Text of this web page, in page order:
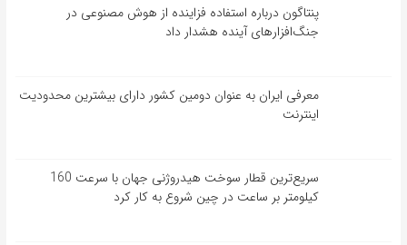
پنتاگون درباره استفاده فزاینده از هوش مصنوعی در
جنگ‌افزارهای آینده هشدار داد
معرفی ایران به عنوان دومین کشور دارای بیشترین محدودیت
اینترنت
سریع‌ترین قطار سوخت هیدروژنی جهان با سرعت 160
کیلومتر بر ساعت در چین شروع به کار کرد